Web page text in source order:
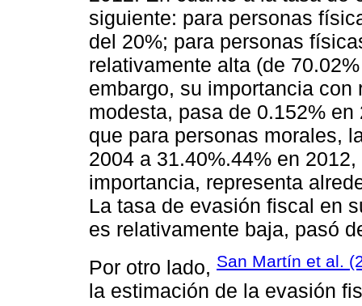
siguiente: para personas
del 20%; para personas
relativamente alta (de
embargo, su importancia
modesta, pasa de 0.152%
que para personas morales,
2004 a 31.40%.44% en
importancia, representa
La tasa de evasión fiscal en
es relativamente baja, pasó
Por otro lado, San Martín et al.
la estimación de la evasión